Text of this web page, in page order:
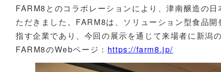
FARM8とのコラボレーションにより、津南醸造の
ただきました。FARM8は、ソリューション型食品
指す企業であり、今回の展示を通じて来場者に新潟
FARM8のWebページ： https://farm8.jp/